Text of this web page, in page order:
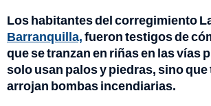
Los habitantes del corregimiento
Barranquilla,fueron testigos de
que se tranzan en riñas en las vías
solo usan palos y piedras, sino que
arrojan bombas incendiarias.